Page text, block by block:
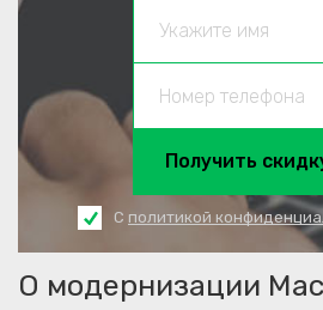
Получить
С политикой
О модернизации